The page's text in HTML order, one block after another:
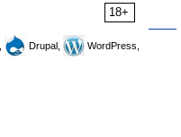
18+
Drupal,
WordPress,